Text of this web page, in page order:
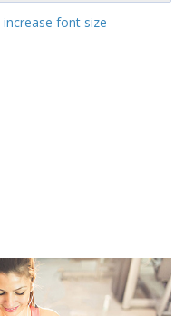
increase font size